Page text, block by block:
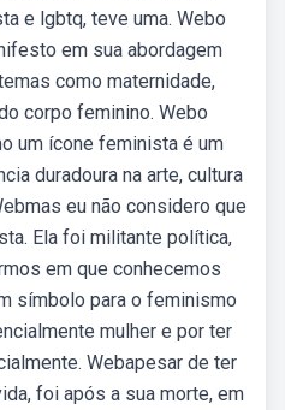
e lgbtq, teve uma. Webo
em sua abordagem
como maternidade,
corpo feminino. Webo
um ícone feminista é um
duradoura na arte, cultura
eu não considero que
Ela foi militante política,
em que conhecemos
símbolo para o feminismo
mulher e por ter
Webapesar de ter
foi após a sua morte, em